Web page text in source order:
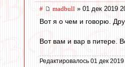
# madbull » 01 дек 2019
Вот я о чем и говорю.
Вот вам и вар в питере.
Редактировалось 01 дек